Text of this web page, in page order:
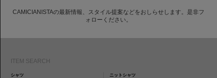
CAMICIANISTAの最新情報、スタイル提案などをおしらせします。是非フ
ォローください。
ITEM SEARCH
シャツ ニットシャツ